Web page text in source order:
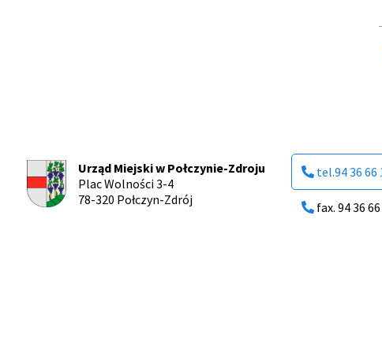
Urząd Miejski w Połczynie-Zdroju
Plac Wolności 3-4
78-320 Połczyn-Zdrój
tel.94 36 66
fax. 94 36